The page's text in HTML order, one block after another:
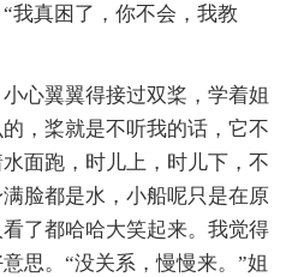
我真困了，你不会，我教
心翼翼得接过双桨，学着姐
，桨就是不听我的话，它不
面跑，时儿上，时儿下，不
脸都是水，小船呢只是在原
了都哈哈大笑起来。我觉得
思。“没关系，慢慢来。”姐